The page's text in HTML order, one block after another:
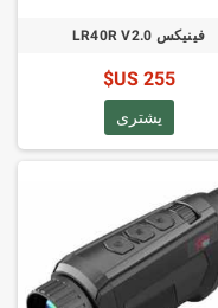
فينيكس LR40R V2.0
255 US$
يشترى